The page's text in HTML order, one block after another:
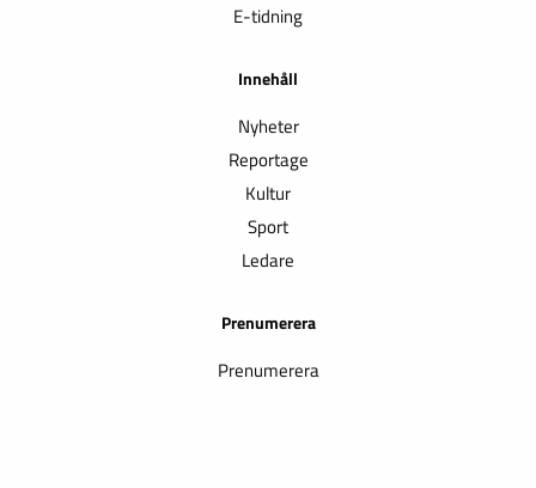
E-tidning
Innehåll
Nyheter
Reportage
Kultur
Sport
Ledare
Prenumerera
Prenumerera